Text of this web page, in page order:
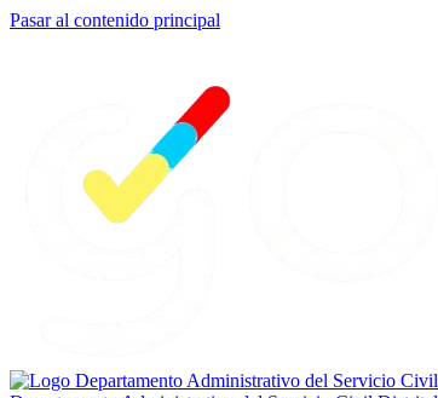
Pasar al contenido principal